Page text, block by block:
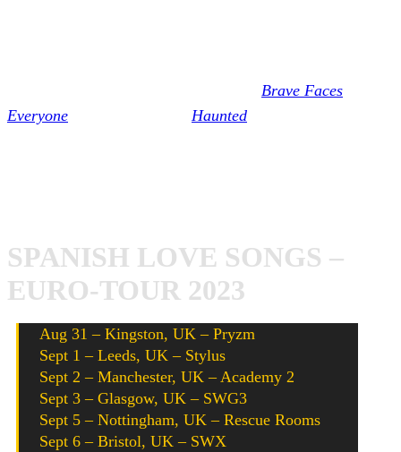
Brave Faces
Everyone
Haunted
SPANISH LOVE SONGS –
EURO-TOUR 2023
Aug 31 – Kingston, UK – Pryzm
Sept 1 – Leeds, UK – Stylus
Sept 2 – Manchester, UK – Academy 2
Sept 3 – Glasgow, UK – SWG3
Sept 5 – Nottingham, UK – Rescue Rooms
Sept 6 – Bristol, UK – SWX